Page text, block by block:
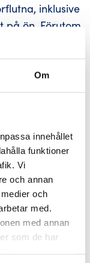
Om
innehållet
funktioner
Vi
och annan
och
med.
med annan
som de har
inklusive
på ön. Förutom
möjligheter till
Ön har
enkelt att
i västra Nagu.
kl 8.30 och är
med start kl
i förväg via
här